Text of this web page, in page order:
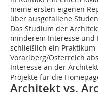
meine ersten eigenen
über ausgefallene
Das Studium der
minderem Interesse
schließlich ein
Vorarlberg/Österreich
Interesse an der
Projekte für die
Architekt vs.